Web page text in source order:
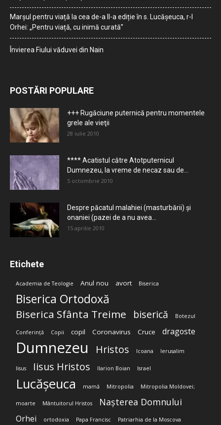
Marșul pentru viață la cea de-a II-a ediție în s. Lucășeuca, r-l
Orhei: „Pentru viață, cu inimă curată”
Învierea Fiului văduvei din Nain
POSTĂRI POPULARE
+++ Rugăciune puternică pentru momentele
grele ale vieţii
28 iulie 2010
**** Acatistul către Atotputernicul
Dumnezeu, la vreme de necaz sau de...
5 octombrie 2010
Despre păcatul malahiei (masturbării) şi
onaniei (pazei de a nu avea...
15 aprilie 2010
Etichete
Academia de Teologie Anul nou avort Biserica
Biserica Ortodoxă
Biserica Sfânta Treime biserică Botezul
Conferință Copii copil Coronavirus Cruce dragoste
Dumnezeu Hristos Icoana Ierusalim
Iisus Iisus Hristos Ilarion Boian Israel
Lucășeuca mamă Mitropolia Mitropolia Moldovei;
moarte Mântuitorul Hristos Nașterea Domnului
Orhei ortodoxia Papa Francisc Patriarhia de la Moscova